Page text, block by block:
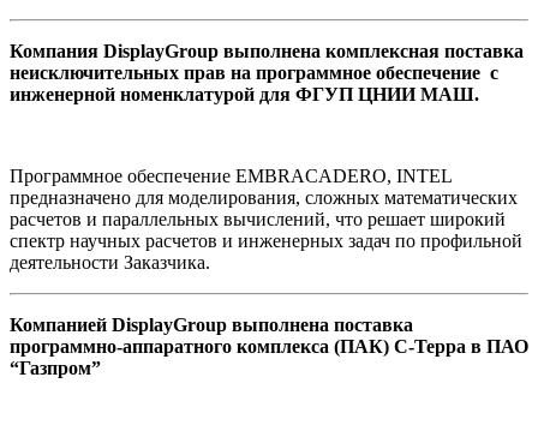
Компания DisplayGroup выполнена комплексная поставка
неисключительных прав на программное обеспечение с
инженерной номенклатурой для ФГУП ЦНИИ МАШ.
Программное обеспечение EMBRACADERO, INTEL
предназначено для моделирования, сложных математических
расчетов и параллельных вычислений, что решает широкий
спектр научных расчетов и инженерных задач по профильной
деятельности Заказчика.
Компанией DisplayGroup выполнена поставка
программно-аппаратного комплекса (ПАК) С-Терра в ПАО
“Газпром”